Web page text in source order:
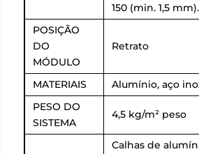
150 (min. 1,5 mm).
POSIÇÃO
DO
MÓDULO
Retrato
MATERIAIS
Alumínio, aço
PESO DO
SISTEMA
4,5 kg/m² peso
Calhas de